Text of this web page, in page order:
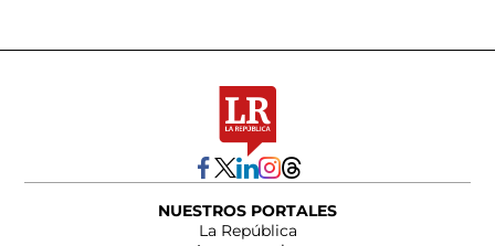
NUESTROS PORTALES
La República